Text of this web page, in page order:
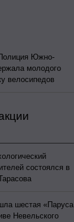
Южно-
молодого
велосипедов
состоялся в
шестая «Паруса
Невельского